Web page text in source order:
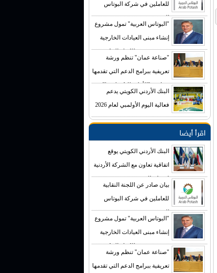
للعاملين في شركة البوتاس
العربية
"البوتاس العربية" تمول مشروع
إنشاء مبنى العيادات الخارجية
في مستشفى الكرك الحكومي
بكلفة تصل إلى (4) ملايين دينار
"صناعة عمان" تنظم ورشة
تعريفية ببرامج الدعم التي تقدمها
صناديق "الأعلى للتكنولوجيا"
البنك الأردني الكويتي يدعم
فعالية اليوم الأولمبي لعام 2026
اقرأ أيضا
البنك الأردني الكويتي يوقع
اتفاقية تعاون مع الشركة الأردنية
لضمان القروض
بيان صادر عن اللجنة النقابية
للعاملين في شركة البوتاس
العربية
"البوتاس العربية" تمول مشروع
إنشاء مبنى العيادات الخارجية
في مستشفى الكرك الحكومي
بكلفة تصل إلى (4) ملايين دينار
"صناعة عمان" تنظم ورشة
تعريفية ببرامج الدعم التي تقدمها